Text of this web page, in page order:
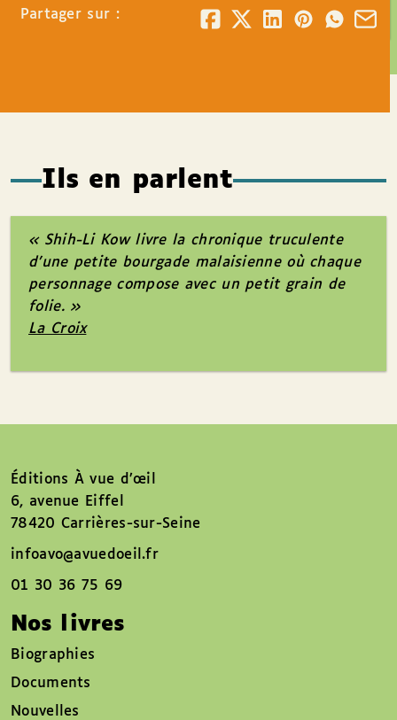
Partager sur :
Ils en parlent
« Shih-Li Kow livre la chronique truculente
d’une petite bourgade malaisienne où chaque
personnage compose avec un petit grain de
folie. »
La Croix
Éditions À vue d’œil
6, avenue Eiffel
78420 Carrières-sur-Seine
infoavo@avuedoeil.fr
01 30 36 75 69
Nos livres
Biographies
Documents
Nouvelles